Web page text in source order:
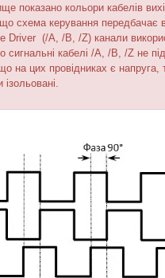
показано кольори кабелів
схема керування передбачає
Driver (/A, /B, /Z) канали
сигнальні кабелі /A, /B, /Z не
на цих провідниках є напруга,
ізольовані.